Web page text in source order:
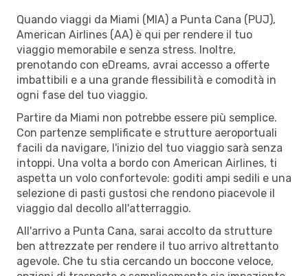
Quando viaggi da Miami (MIA) a Punta Cana (PUJ),
American Airlines (AA) è qui per rendere il tuo
viaggio memorabile e senza stress. Inoltre,
prenotando con eDreams, avrai accesso a offerte
imbattibili e a una grande flessibilità e comodità in
ogni fase del tuo viaggio.
Partire da Miami non potrebbe essere più semplice.
Con partenze semplificate e strutture aeroportuali
facili da navigare, l'inizio del tuo viaggio sarà senza
intoppi. Una volta a bordo con American Airlines, ti
aspetta un volo confortevole: goditi ampi sedili e una
selezione di pasti gustosi che rendono piacevole il
viaggio dal decollo all'atterraggio.
All'arrivo a Punta Cana, sarai accolto da strutture
ben attrezzate per rendere il tuo arrivo altrettanto
agevole. Che tu stia cercando un boccone veloce,